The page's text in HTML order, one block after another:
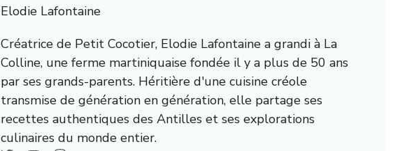
Elodie Lafontaine
Créatrice de Petit Cocotier, Elodie Lafontaine a grandi à La
Colline, une ferme martiniquaise fondée il y a plus de 50 ans
par ses grands-parents. Héritière d'une cuisine créole
transmise de génération en génération, elle partage ses
recettes authentiques des Antilles et ses explorations
culinaires du monde entier.